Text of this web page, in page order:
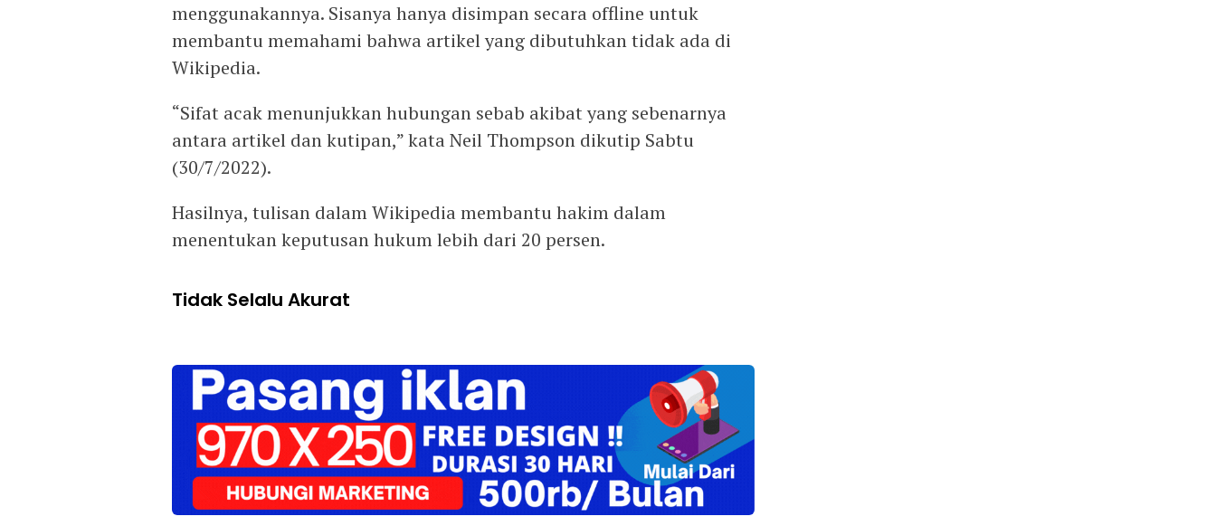
menggunakannya. Sisanya hanya disimpan secara offline untuk
membantu memahami bahwa artikel yang dibutuhkan tidak ada di
Wikipedia.
“Sifat acak menunjukkan hubungan sebab akibat yang sebenarnya
antara artikel dan kutipan,” kata Neil Thompson dikutip Sabtu
(30/7/2022).
Hasilnya, tulisan dalam Wikipedia membantu hakim dalam
menentukan keputusan hukum lebih dari 20 persen.
Tidak Selalu Akurat